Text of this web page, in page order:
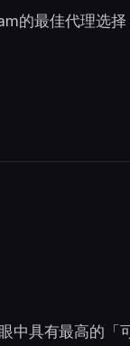
的最佳代理选
中具有最高的「